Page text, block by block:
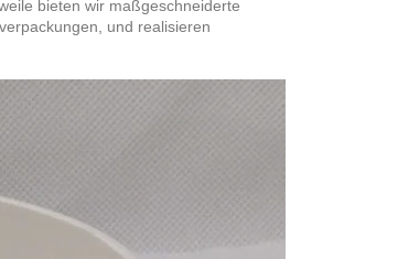
bieten wir maßgeschneiderte
und realisieren